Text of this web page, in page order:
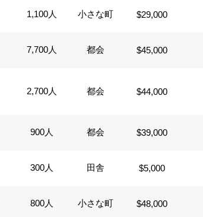
1,100人 小さな町 $29,000
7,700人 都会 $45,000
2,700人 都会 $44,000
900人 都会 $39,000
300人 田舎 $5,000
800人 小さな町 $48,000